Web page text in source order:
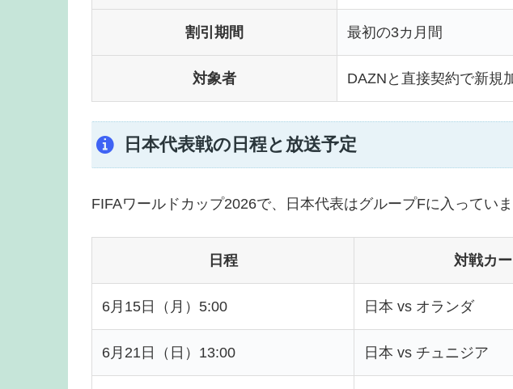
割引期間 最初の3カ月間
対象者 DAZNと直接契約で新規
日本代表戦の日程と放送予定
FIFAワールドカップ2026で、日本代表はグループFに入っていま
日程 対戦カ
6月15日（月）5:00 日本 vs オランダ
6月21日（日）13:00 日本 vs チュニジア